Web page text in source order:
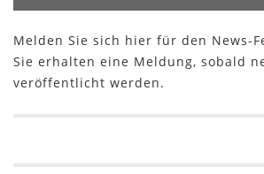
Melden Sie sich hier für den News-
Sie erhalten eine Meldung, sobald
veröffentlicht werden.